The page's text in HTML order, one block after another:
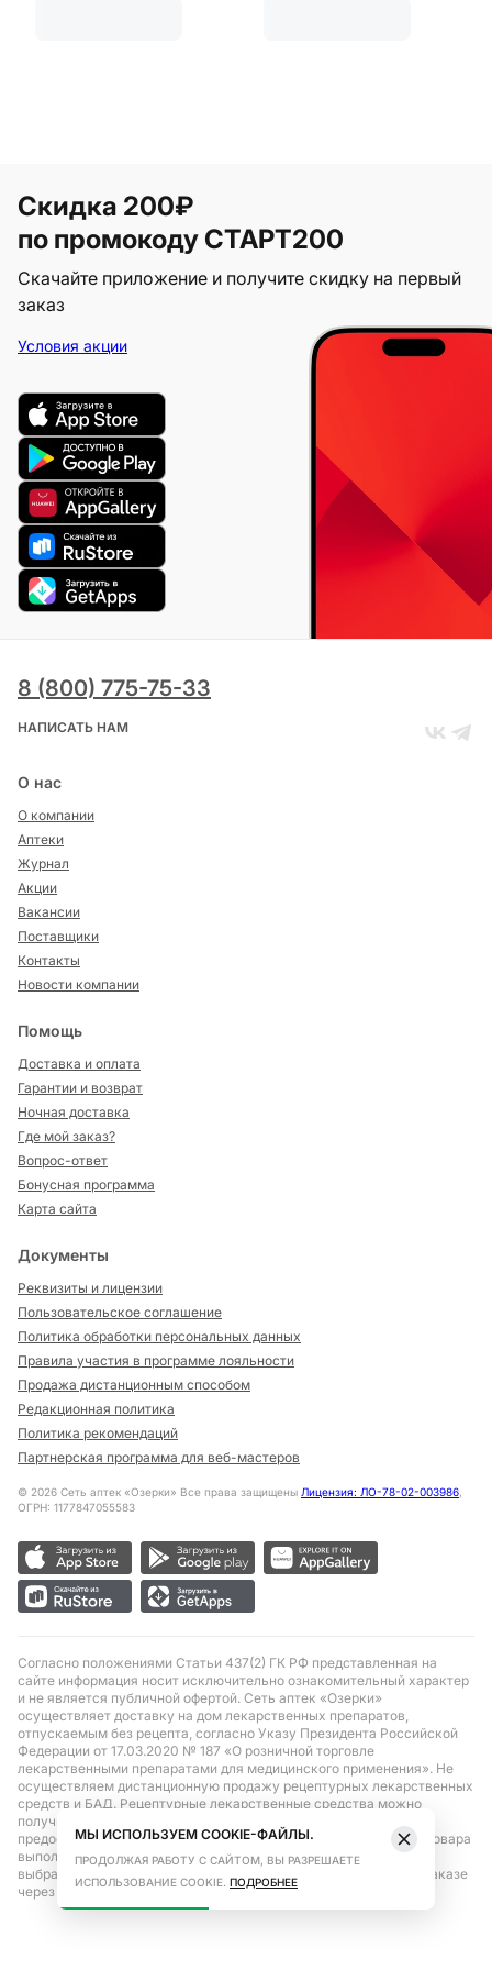
Скидка 200₽
по промокоду СТАРТ200
Скачайте приложение и получите скидку на первый
заказ
Условия акции
8 (800) 775-75-33
НАПИСАТЬ НАМ
О нас
О компании
Аптеки
Журнал
Акции
Вакансии
Поставщики
Контакты
Новости компании
Помощь
Доставка и оплата
Гарантии и возврат
Ночная доставка
Где мой заказ?
Вопрос-ответ
Бонусная программа
Карта сайта
Документы
Реквизиты и лицензии
Пользовательское соглашение
Политика обработки персональных данных
Правила участия в программе лояльности
Продажа дистанционным способом
Редакционная политика
Политика рекомендаций
Партнерская программа для веб-мастеров
© 2026 Сеть аптек «Озерки» Все права защищены Лицензия: ЛО-78-02-003986,
ОГРН: 1177847055583
Согласно положениями Статьи 437(2) ГК РФ представленная на
сайте информация носит исключительно ознакомительный характер
и не является публичной офертой. Сеть аптек «Озерки»
осуществляет доставку на дом лекарственных препаратов,
отпускаемым без рецепта, согласно Указу Президента Российской
Федерации от 17.03.2020 № 187 «О розничной торговле
лекарственными препаратами для медицинского применения». Не
осуществляем дистанционную продажу рецептурных лекарственных
средств и БАД. Рецептурные лекарственные средства можно
получить только при помощи самовывоза в аптеке при
предоставлении рецепта, выписанного врачом. Бронирование товара
выполняется при условиях последующего выкупа заказа в
выбранном аптечном пункте. Цена действительна только при заказе
через сайт.
МЫ ИСПОЛЬЗУЕМ COOKIE-ФАЙЛЫ.
ПРОДОЛЖАЯ РАБОТУ С САЙТОМ, ВЫ РАЗРЕШАЕТЕ
ИСПОЛЬЗОВАНИЕ COOKIE. ПОДРОБНЕЕ